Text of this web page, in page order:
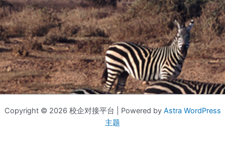
Copyright © 2026 校企对接平台 | Powered by Astra WordPress
主题